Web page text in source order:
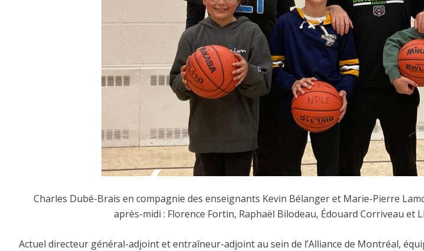
Charles Dubé-Brais en compagnie des enseignants Kevin Bélanger et Marie-Pierre
après-midi : Florence Fortin, Raphaël Bilodeau, Édouard Corriveau et
Actuel directeur général-adjoint et entraîneur-adjoint au sein de l’Alliance de Montréal,